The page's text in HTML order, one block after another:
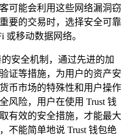
可能会利用这些网络漏洞窃
要的交易时，选择安全可靠
或移动数据网络。
安全机制，通过先进的加
证等措施，为用户的资产安
币市场的特殊性和用户操作
风险，用户在使用 Trust 钱
有效的安全措施，才能最大
不能简单地说 Trust 钱包绝